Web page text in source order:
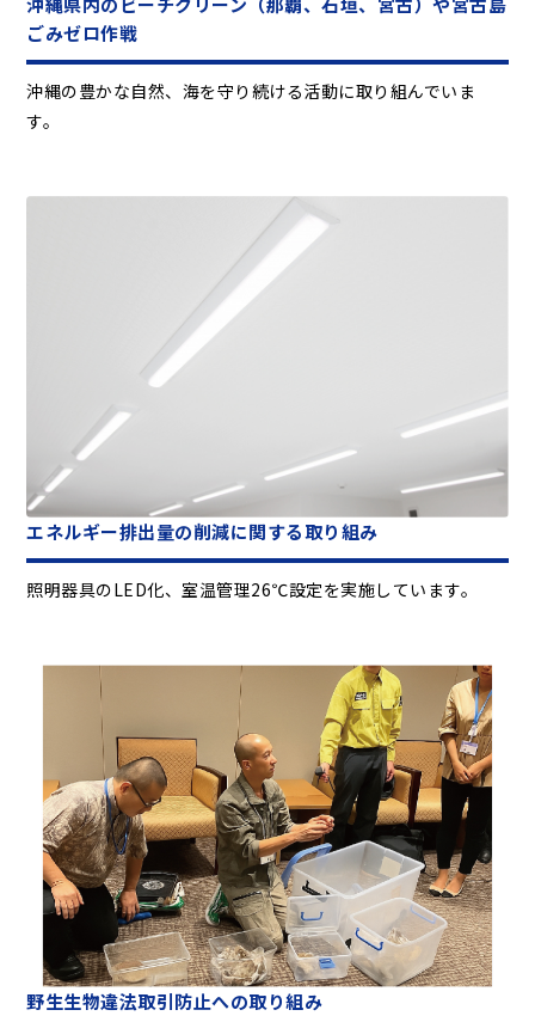
ごみゼロ作戦
沖縄の豊かな自然、海を守り続ける活動に取り組んでいま
す。
エネルギー排出量の削減に関する取り組み
照明器具のLED化、室温管理26℃設定を実施しています。
野生生物違法取引防止への取り組み